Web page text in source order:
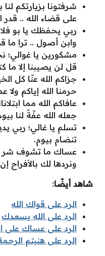
شرفتونا بزيارتكم لنا
على قضاء الله .. قدر
ربي يحفظك يا بو
وابن أصول .. ترا ما
مشكورين يا غوالي؛
قل لن يصيبنا إلا ما
جزاكم الله عنّا كل
حرمنا الله إياكم ولا
عافاكم الله مما
جعله الله عفّةً لنا
تسلم يا غالي؛ ربي
تنضام بيوم.
عساك ما تشوف شر يا
ونردها لك بالأفراح
شاهد أيضًا:
الرد على قواك الله
الرد على الله يسعدك
الرد على عساك على
الرد على هنيتم